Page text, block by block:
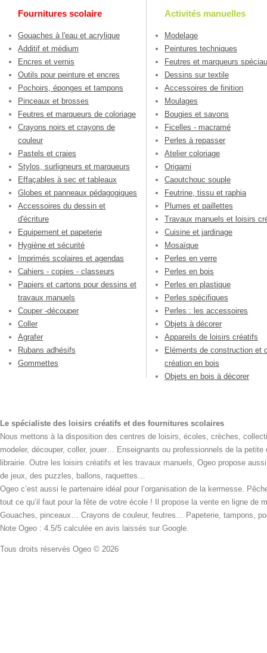
Fournitures scolaire
Gouaches à l'eau et acrylique
Additif et médium
Encres et vernis
Outils pour peinture et encres
Pochoirs, éponges et tampons
Pinceaux et brosses
Feutres et marqueurs de coloriage
Crayons noirs et crayons de
couleur
Pastels et craies
Stylos, surligneurs et marqueurs
Effaçables à sec et tableaux
Globes et panneaux pédagogiques
Accessoires du dessin et
d'écriture
Equipement et papeterie
Hygiène et sécurité
Imprimés scolaires et agendas
Cahiers - copies - classeurs
Papiers et cartons pour dessins et
travaux manuels
Couper -découper
Coller
Agrafer
Rubans adhésifs
Gommettes
Activités manuelles
Modelage
Peintures techniques
Feutres et marqueurs
Dessins sur textile
Accessoires de finition
Moulages
Bougies et savons
Ficelles - macramé
Perles à repasser
Atelier coloriage
Origami
Caoutchouc souple
Feutrine, tissu et raphia
Plumes et paillettes
Travaux manuels et loisirs
Cuisine et jardinage
Mosaïque
Perles en verre
Perles en bois
Perles en plastique
Perles spécifiques
Perles : les accessoires
Objets à décorer
Appareils de loisirs créatifs
Eléments de construction et
création en bois
Objets en bois à décorer
Le spécialiste des loisirs créatifs et des fournitures scolaires
Nous mettons à la disposition des centres de loisirs, écoles, crèches,
modeler, découper, coller, jouer… Enseignants ou professionnels de la
librairie. Outre les loisirs créatifs et les travaux manuels, Ogeo propose
de jeux, des puzzles, ballons, raquettes…
Ogeo c’est aussi le partenaire idéal pour l’organisation de la kermesse.
tout ce qu’il faut pour la fête de votre école ! Il propose la vente en ligne
Gouaches, pinceaux… Crayons de couleur, feutres… Papeterie, tampons,
Note Ogeo : 4.5/5 calculée en avis laissés sur Google.
Tous droits réservés Ogeo © 2026